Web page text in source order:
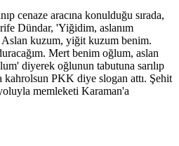
cenaze aracına konulduğu sırada,
Dündar, 'Yiğidim, aslanım
kuzum, yiğit kuzum benim.
Mert benim oğlum, aslan
diyerek oğlunun tabutuna sarılıp
kahrolsun PKK diye slogan attı. Şehit
memleketi Karaman'a